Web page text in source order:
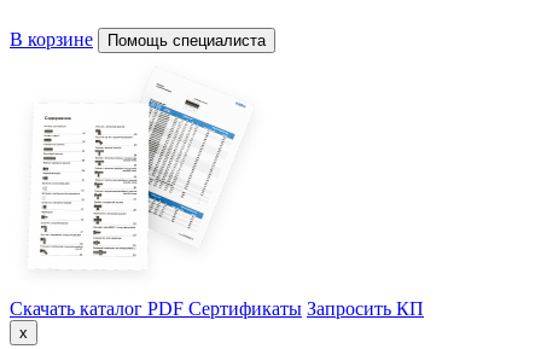
В корзине Помощь специалиста
Скачать каталог PDF Сертификаты Запросить КП
x